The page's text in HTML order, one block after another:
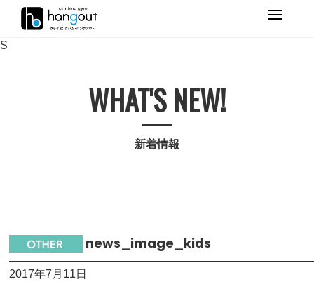
Primary
S
WHAT'S NEW!
新着情報
news_image_kids
2017年7月11日